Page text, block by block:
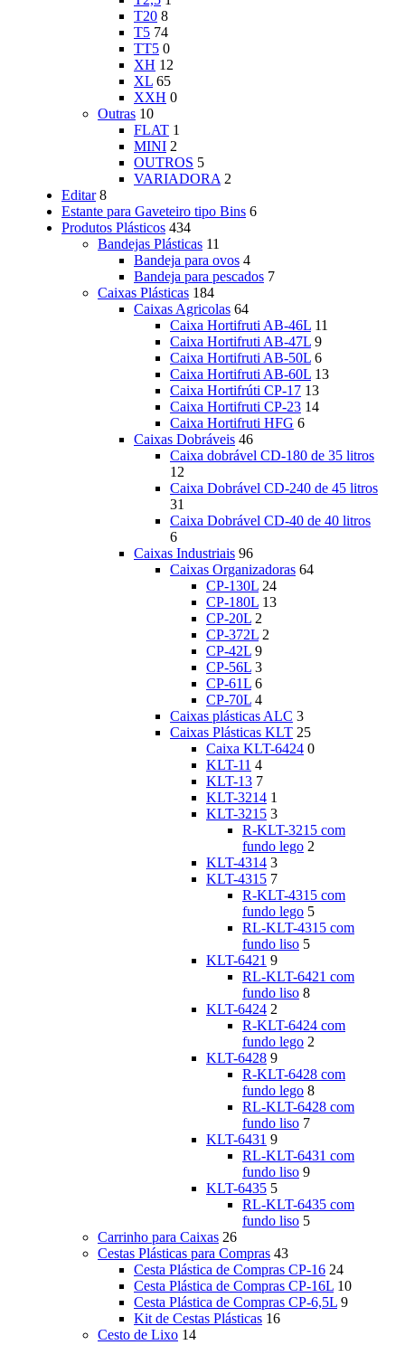
T20 8
T5 74
TT5 0
XH 12
XL 65
XXH 0
Outras 10
FLAT 1
MINI 2
OUTROS 5
VARIADORA 2
Editar 8
Estante para Gaveteiro tipo Bins 6
Produtos Plásticos 434
Bandejas Plásticas 11
Bandeja para ovos 4
Bandeja para pescados 7
Caixas Plásticas 184
Caixas Agricolas 64
Caixa Hortifruti AB-46L 11
Caixa Hortifruti AB-47L 9
Caixa Hortifruti AB-50L 6
Caixa Hortifruti AB-60L 13
Caixa Hortifrúti CP-17 13
Caixa Hortifruti CP-23 14
Caixa Hortifruti HFG 6
Caixas Dobráveis 46
Caixa dobrável CD-180 de 35 litros
12
Caixa Dobrável CD-240 de 45 litros
31
Caixa Dobrável CD-40 de 40 litros
6
Caixas Industriais 96
Caixas Organizadoras 64
CP-130L 24
CP-180L 13
CP-20L 2
CP-372L 2
CP-42L 9
CP-56L 3
CP-61L 6
CP-70L 4
Caixas plásticas ALC 3
Caixas Plásticas KLT 25
Caixa KLT-6424 0
KLT-11 4
KLT-13 7
KLT-3214 1
KLT-3215 3
R-KLT-3215 com
fundo lego 2
KLT-4314 3
KLT-4315 7
R-KLT-4315 com
fundo lego 5
RL-KLT-4315 com
fundo liso 5
KLT-6421 9
RL-KLT-6421 com
fundo liso 8
KLT-6424 2
R-KLT-6424 com
fundo lego 2
KLT-6428 9
R-KLT-6428 com
fundo lego 8
RL-KLT-6428 com
fundo liso 7
KLT-6431 9
RL-KLT-6431 com
fundo liso 9
KLT-6435 5
RL-KLT-6435 com
fundo liso 5
Carrinho para Caixas 26
Cestas Plásticas para Compras 43
Cesta Plástica de Compras CP-16 24
Cesta Plástica de Compras CP-16L 10
Cesta Plástica de Compras CP-6,5L 9
Kit de Cestas Plásticas 16
Cesto de Lixo 14